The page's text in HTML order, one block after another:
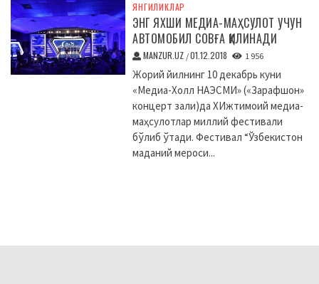
ЯНГИЛИКЛАР
ЭНГ ЯХШИ МЕДИА-МАҲСУЛОТ УЧУН
АВТОМОБИЛ СОВҒА ҚИЛИНАДИ
MANZUR.UZ /01.12.2018 1 956
Жорий йилнинг 10 декабрь куни
«Медиа-Холл НАЭСМИ» («Зарафшон»
концерт зали)да XИжтимоий медиа-
маҳсулотлар миллий фестивали
бўлиб ўтади. Фестивал “Ўзбекистон
маданий мероси...